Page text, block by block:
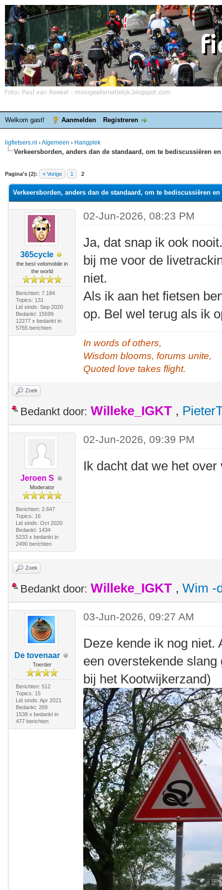
Welkom gast! Aanmelden Registreren
ligfietsers.nl ›Algemeen › Hangplek
Verkeersborden, anders dan de standaard, om te bediscussiëren
Pagina's (2): « Vorige 1 2
waardering is 0
Verkeersborden, anders dan de standaard, om te bediscussiëren en
365cycle
the best velomobile in
the world
Berichten: 7.184
Topics: 131
Lid sinds: Sep 2020
Bedankt: 15599
12277 x bedankt in
5765 berichten
02-Jun-2026, 08:23 PM
Ja, dat snap ik ook
bij me voor de
niet.
Als ik aan het fietsen
op. Bel wel terug als ik
In words of others,
Wisdom blooms, forums unite,
Quoted love takes flight.
Zoek
Bedankt door: Willeke_IGKT ,
Jeroen S
Moderator
Berichten: 2.647
Topics: 16
Lid sinds: Oct 2020
Bedankt: 1434
5233 x bedankt in
2490 berichten
02-Jun-2026, 09:39 PM
Ik dacht dat we het
Zoek
Bedankt door: Willeke_IGKT , Wim -
De tovenaar
Toerder
Berichten: 512
Topics: 15
Lid sinds: Apr 2021
Bedankt: 269
1538 x bedankt in
477 berichten
03-Jun-2026, 09:27 AM
Deze kende ik nog niet.
een overstekende
bij het Kootwijkerzand)